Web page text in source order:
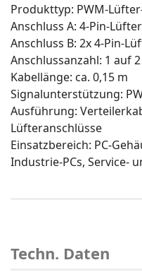
Produkttyp: PWM-
Anschluss A: 4-Pin-
Anschluss B: 2x 4-Pin-
Anschlussanzahl: 1 auf 2
Kabellänge: ca. 0,15 m
Signalunterstützung:
Ausführung:
Lüfteranschlüsse
Einsatzbereich: PC-
Industrie-PCs, Service-
Techn. Daten